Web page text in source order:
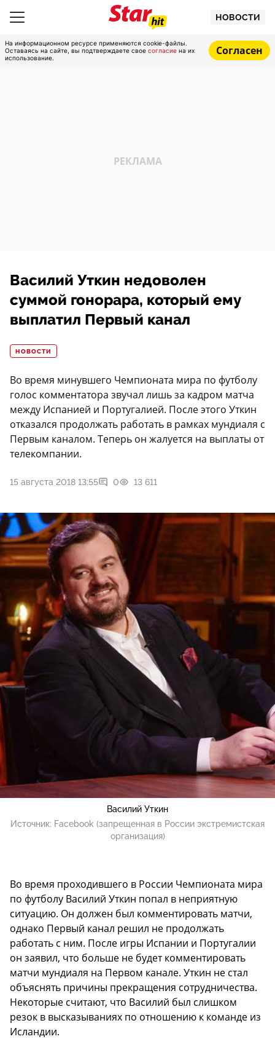
НОВОСТИ
На информационном ресурсе применяются cookie-файлы.
Оставаясь на сайте, вы подтверждаете свое согласие на их
использование.
Согласен
Василий Уткин недоволен
суммой гонорара, который ему
выплатил Первый канал
НОВОСТИ
Во время минувшего Чемпионата мира по футболу
голос комментатора звучал лишь за кадром матча
между Испанией и Португалией. После этого Уткин
отказался продолжать работать в рамках мундиаля с
Первым каналом. Теперь он жалуется на выплаты от
телекомпании.
15 августа 2018 13:55 0 13 611
Василий Уткин
Источник: Facebook (запрещенная в России экстремистская
организация)
Во время проходившего в России Чемпионата мира
по футболу Василий Уткин попал в неприятную
ситуацию. Он должен был комментировать матчи,
однако Первый канал решил не продолжать
работать с ним. После игры Испании и Португалии
он заявил, что больше не будет комментировать
матчи мундиаля на Первом канале. Уткин не стал
объяснять причины прекращения сотрудничества.
Некоторые считают, что Василий был слишком
резок в высказываниях по отношению к команде из
Исландии.